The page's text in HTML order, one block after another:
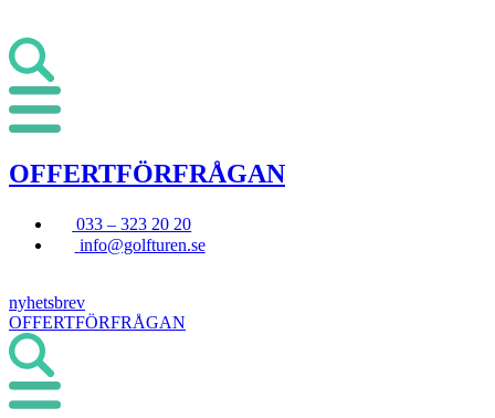
OFFERTFÖRFRÅGAN
033 – 323 20 20
info@golfturen.se
nyhetsbrev
OFFERTFÖRFRÅGAN